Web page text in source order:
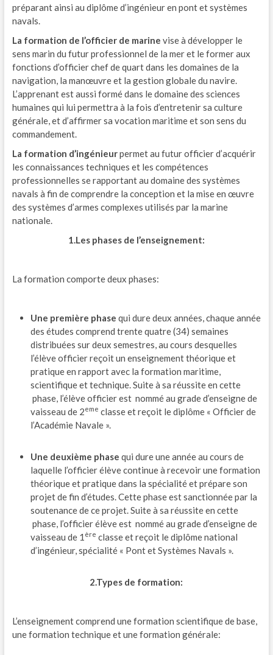
préparant ainsi au diplôme d’ingénieur en pont et systèmes
navals.
La formation de l’officier de marine vise à développer le
sens marin du futur professionnel de la mer et le former aux
fonctions d’officier chef de quart dans les domaines de la
navigation, la manœuvre et la gestion globale du navire.
L’apprenant est aussi formé dans le domaine des sciences
humaines qui lui permettra à la fois d’entretenir sa culture
générale, et d’affirmer sa vocation maritime et son sens du
commandement.
La formation d’ingénieurpermet au futur officier d’acquérir
les connaissances techniques et les compétences
professionnelles se rapportant au domaine des systèmes
navals à fin de comprendre la conception et la mise en œuvre
des systèmes d’armes complexes utilisés par la marine
nationale.
1.Les phases de l’enseignement:
La formation comporte deux phases:
Une première phase qui dure deux années, chaque année
des études comprend trente quatre (34) semaines
distribuées sur deux semestres, au cours desquelles
l’élève officier reçoit un enseignement théorique et
pratique en rapport avec la formation maritime,
scientifique et technique. Suite à sa réussite en cette
phase, l’élève officier est nommé au grade d’enseigne de
vaisseau de 2eme classe et reçoit le diplôme « Officier de
l’Académie Navale ».
Une deuxième phase qui dure une année au cours de
laquelle l’officier élève continue à recevoir une formation
théorique et pratique dans la spécialité et prépare son
projet de fin d’études. Cette phase est sanctionnée par la
soutenance de ce projet. Suite à sa réussite en cette
phase, l’officier élève est nommé au grade d’enseigne de
vaisseau de 1 ère classe et reçoit le diplôme national
d’ingénieur, spécialité « Pont et Systèmes Navals ».
2.Types de formation:
L’enseignement comprend une formation scientifique de base,
une formation technique et une formation générale: